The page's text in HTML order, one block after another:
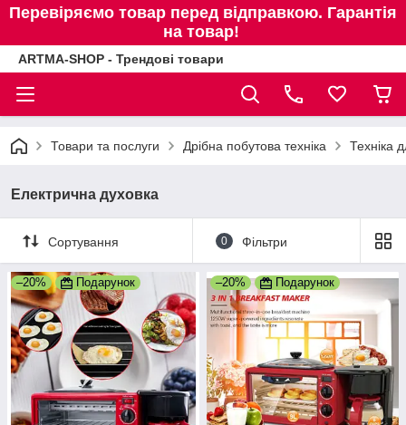
Перевіряємо товар перед відправкою. Гарантія
на товар!
ARTMA-SHOP - Трендові товари
Товари та послуги Дрібна побутова техніка Техніка
Електрична духовка
Сортування 0 Фільтри
–20% Подарунок –20% Подарунок